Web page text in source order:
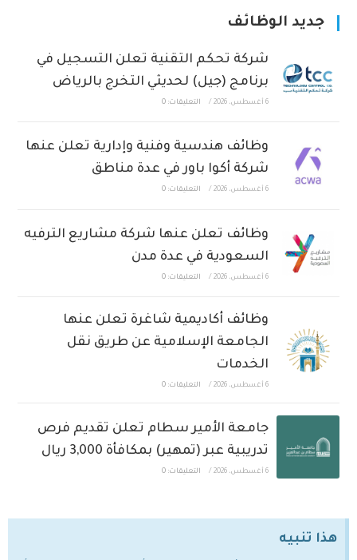
جديد الوظائف
شركة تحكم التقنية تعلن التسجيل في
برنامج (جيل) لحديثي التخرج بالرياض
6 أغسطس، 2026 / التعليقات: 0
وظائف هندسية وفنية وإدارية تعلن عنها
شركة أكوا باور في عدة مناطق
6 أغسطس، 2026 / التعليقات: 0
وظائف تعلن عنها شركة مشاريع الترفيه
السعودية في عدة مدن
6 أغسطس، 2026 / التعليقات: 0
وظائف أكاديمية شاغرة تعلن عنها
الجامعة الإسلامية عن طريق نقل
الخدمات
6 أغسطس، 2026 / التعليقات: 0
جامعة الأمير سطام تعلن تقديم فرص
تدريبية عبر (تمهير) بمكافأة 3,000 ريال
6 أغسطس، 2026 / التعليقات: 0
هذا تنبيه